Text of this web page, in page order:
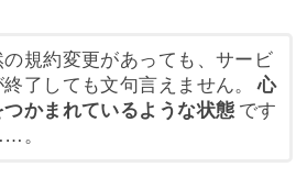
の規約変更があっても、サービ
了しても文句言えません。
心
つかまれているような状態 です
。